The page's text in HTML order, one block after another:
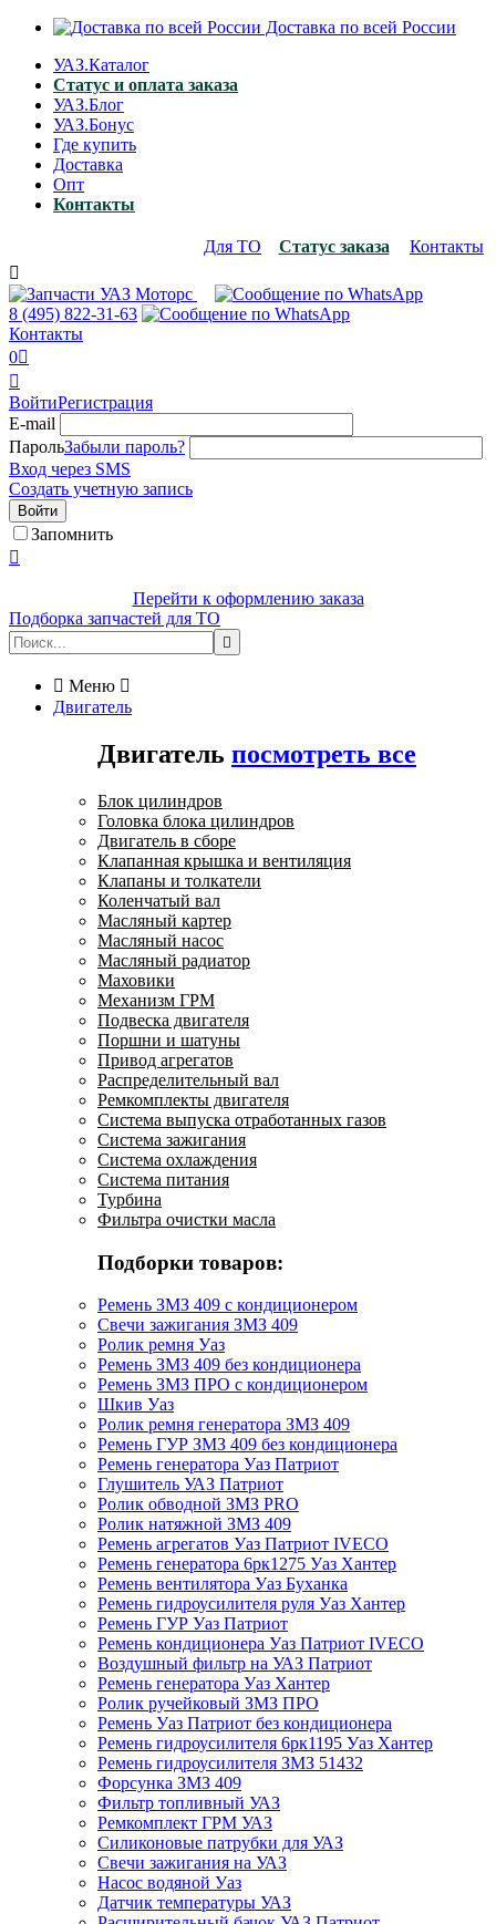
Доставка по всей России
УАЗ.Каталог
Статус и оплата заказа
УАЗ.Блог
УАЗ.Бонус
Где купить
Доставка
Опт
Контакты
Для ТО Статус заказа
Контакты

8 (495) 822-31-63
Контакты
0

ВойтиРегистрация
E-mail
ПарольЗабыли пароль?
Вход через SMS
Создать учетную запись
Войти
Запомнить

Перейти к оформлению заказа
Подборка запчастей для ТО

 Меню 
Двигатель
Двигатель посмотреть все
Блок цилиндров
Головка блока цилиндров
Двигатель в сборе
Клапанная крышка и вентиляция
Клапаны и толкатели
Коленчатый вал
Масляный картер
Масляный насос
Масляный радиатор
Маховики
Механизм ГРМ
Подвеска двигателя
Поршни и шатуны
Привод агрегатов
Распределительный вал
Ремкомплекты двигателя
Система выпуска отработанных газов
Система зажигания
Система охлаждения
Система питания
Турбина
Фильтра очистки масла
Подборки товаров:
Ремень ЗМЗ 409 с кондиционером
Свечи зажигания ЗМЗ 409
Ролик ремня Уаз
Ремень ЗМЗ 409 без кондиционера
Ремень ЗМЗ ПРО с кондиционером
Шкив Уаз
Ролик ремня генератора ЗМЗ 409
Ремень ГУР ЗМЗ 409 без кондиционера
Ремень генератора Уаз Патриот
Глушитель УАЗ Патриот
Ролик обводной ЗМЗ PRO
Ролик натяжной ЗМЗ 409
Ремень агрегатов Уаз Патриот IVECO
Ремень генератора 6рк1275 Уаз Хантер
Ремень вентилятора Уаз Буханка
Ремень гидроусилителя руля Уаз Хантер
Ремень ГУР Уаз Патриот
Ремень кондиционера Уаз Патриот IVECO
Воздушный фильтр на УАЗ Патриот
Ремень генератора Уаз Хантер
Ролик ручейковый ЗМЗ ПРО
Ремень Уаз Патриот без кондиционера
Ремень гидроусилителя 6рк1195 Уаз Хантер
Ремень гидроусилителя ЗМЗ 51432
Форсунка ЗМЗ 409
Фильтр топливный УАЗ
Ремкомплект ГРМ УАЗ
Силиконовые патрубки для УАЗ
Свечи зажигания на УАЗ
Насос водяной Уаз
Датчик температуры УАЗ